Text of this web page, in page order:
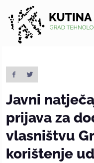
Kutina
Javni
prijava za
vlasništvu
korištenje